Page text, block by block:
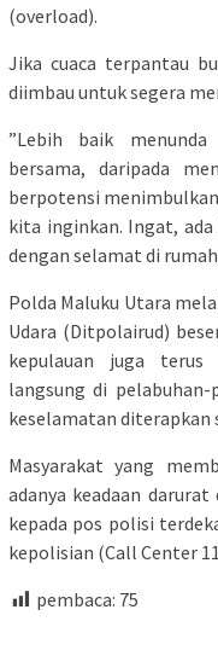
(overload).
Jika cuaca terpantau
diimbau untuk segera
​”Lebih baik menunda
bersama, daripada
berpotensi
kita inginkan. Ingat,
dengan selamat di
​Polda Maluku Utara
Udara (Ditpolairud)
kepulauan juga
langsung di
keselamatan diterapkan
​Masyarakat yang
adanya keadaan
kepada pos polisi
kepolisian (Call Center
pembaca: 75